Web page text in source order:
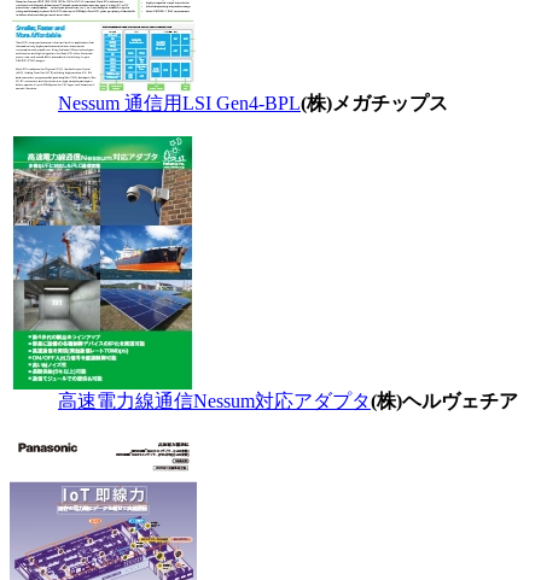
Nessum 通信用LSI Gen4-BPL(株)メガチップス
高速電力線通信Nessum対応アダプタ(株)ヘルヴェチア